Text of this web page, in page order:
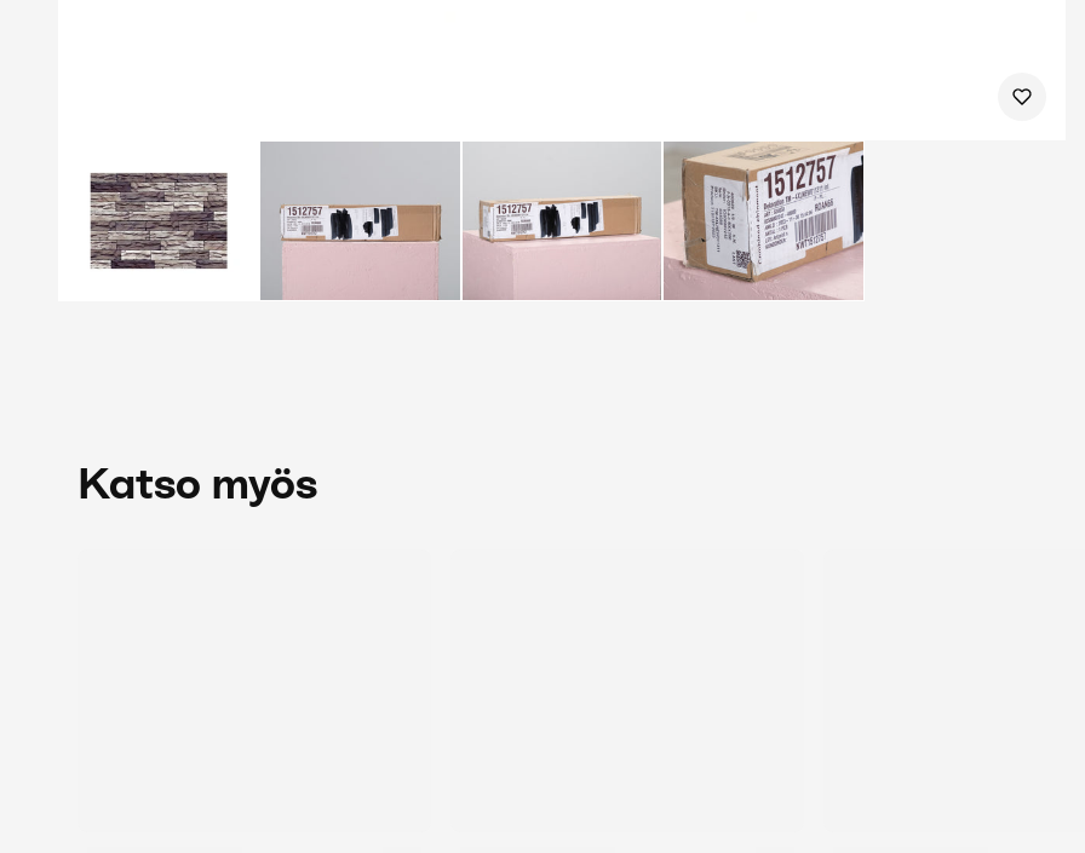
Katso myös